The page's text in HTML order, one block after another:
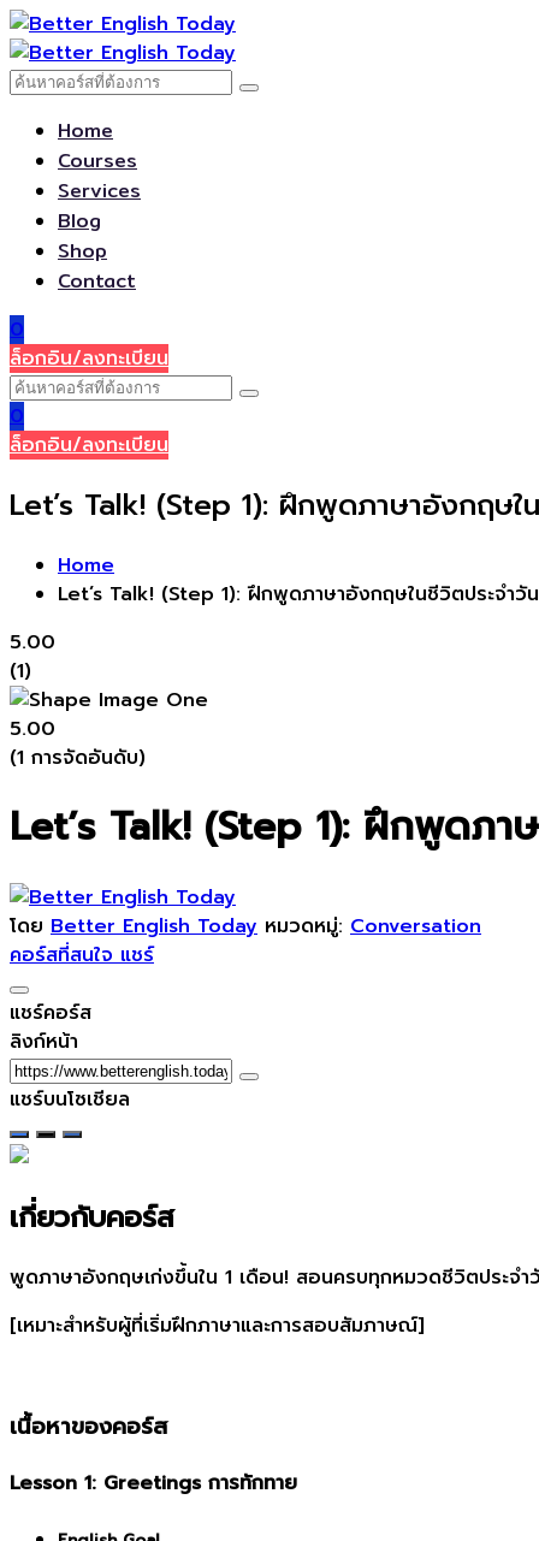
Home
Courses
Services
Blog
Shop
Contact
0
ล็อกอิน/ลงทะเบียน
0
ล็อกอิน/ลงทะเบียน
Let’s Talk! (Step 1): ฝึกพูดภาษาอังกฤษใ
Home
Let’s Talk! (Step 1): ฝึกพูดภาษาอังกฤษในชีวิตประจำวัน
5.00
(1)
5.00
(1 การจัดอันดับ)
Let’s Talk! (Step 1): ฝึกพูดภา
โดย Better English Today หมวดหมู่: Conversation
คอร์สที่สนใจ แชร์
แชร์คอร์ส
ลิงก์หน้า
แชร์บนโซเชียล
เกี่ยวกับคอร์ส
พูดภาษาอังกฤษเก่งขึ้นใน 1 เดือน! สอนครบทุกหมวดชีวิตประจำ
[เหมาะสำหรับผู้ที่เริ่มฝึกภาษาและการสอบสัมภาษณ์]
เนื้อหาของคอร์ส
Lesson 1: Greetings การทักทาย